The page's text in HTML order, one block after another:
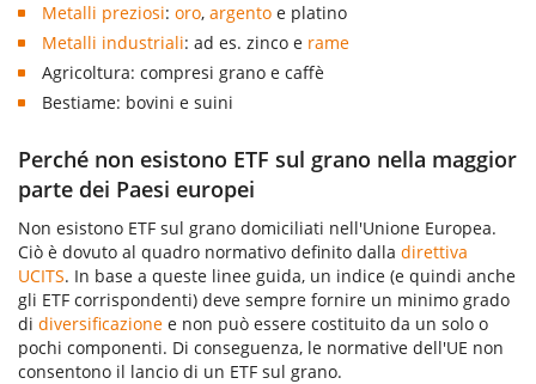
Metalli preziosi: oro, argento e platino
Metalli industriali: ad es. zinco e rame
Agricoltura: compresi grano e caffè
Bestiame: bovini e suini
Perché non esistono ETF sul grano nella maggior
parte dei Paesi europei
Non esistono ETF sul grano domiciliati nell'Unione Europea.
Ciò è dovuto al quadro normativo definito dalla direttiva
UCITS. In base a queste linee guida, un indice (e quindi anche
gli ETF corrispondenti) deve sempre fornire un minimo grado
di diversificazione e non può essere costituito da un solo o
pochi componenti. Di conseguenza, le normative dell'UE non
consentono il lancio di un ETF sul grano.